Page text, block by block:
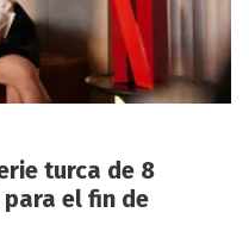
turca de 8
el fin de